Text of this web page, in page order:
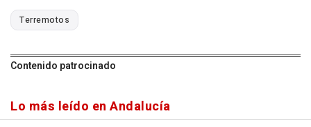
Terremotos
Contenido patrocinado
Lo más leído en Andalucía